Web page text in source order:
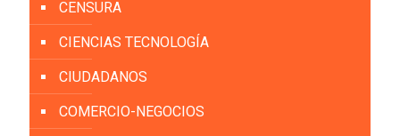
CENSURA
CIENCIAS TECNOLOGÍA
CIUDADANOS
COMERCIO-NEGOCIOS